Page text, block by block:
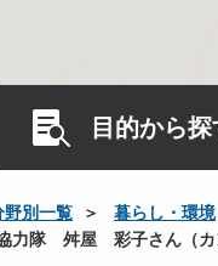
目的から探
野別一覧 暮らし・環境
力隊 舛屋 彩子さん（カ